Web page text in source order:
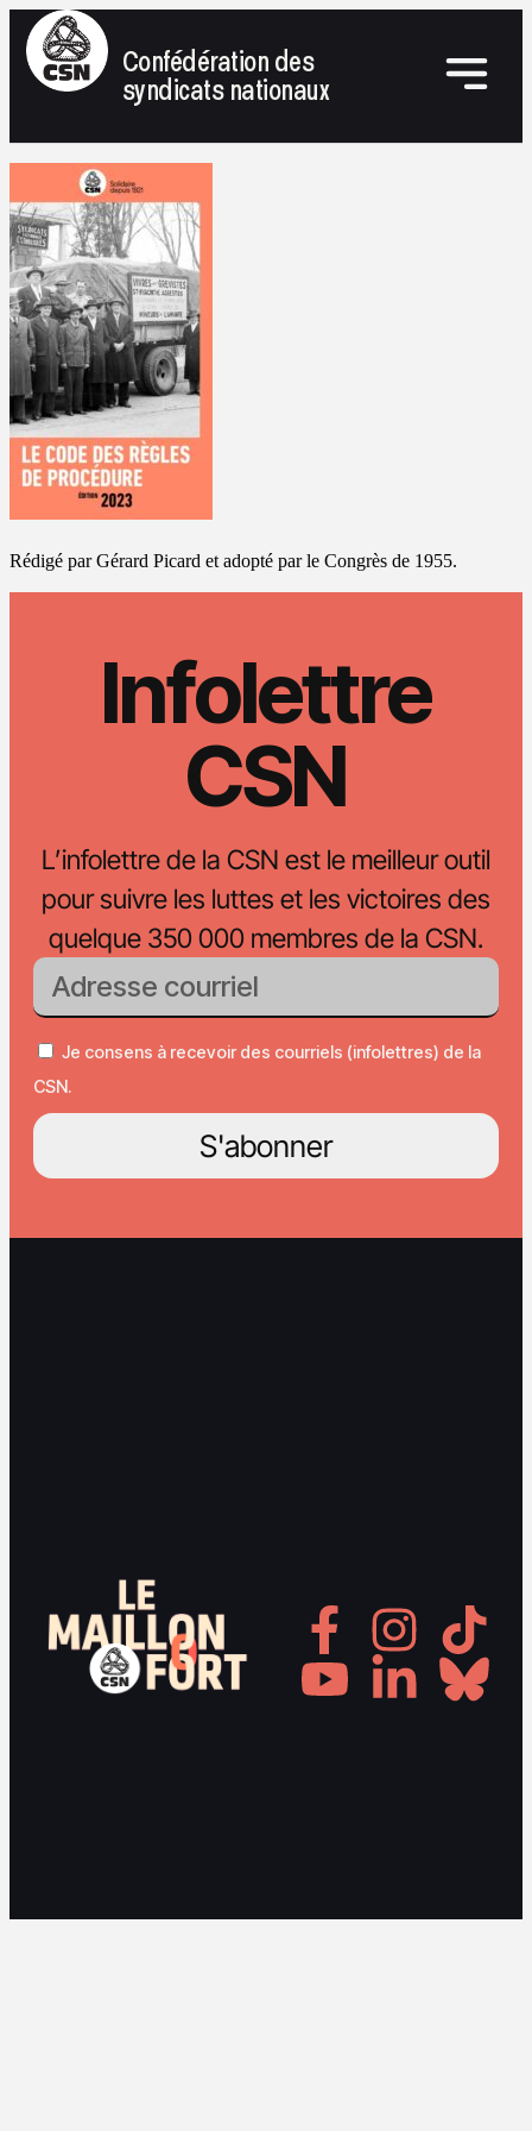
Confédération des
syndicats nationaux
Rédigé par Gérard Picard et adopté par le Congrès de 1955.
Infolettre
CSN
L’infolettre de la CSN est le meilleur outil
pour suivre les luttes et les victoires des
quelque 350 000 membres de la CSN.
Je consens à recevoir des courriels (infolettres) de la
CSN.
S'abonner